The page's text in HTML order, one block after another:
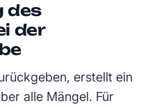
des
der
erstellt ein
alle Mängel. Für